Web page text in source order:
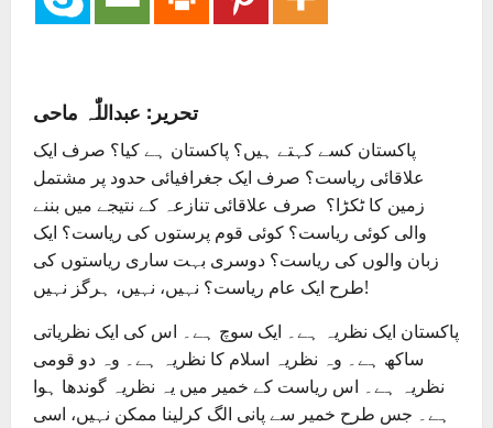
تحریر: عبداللّٰہ ماحی
پاکستان کسے کہتے ہیں؟ پاکستان ہے کیا؟ صرف ایک
علاقائی ریاست؟ صرف ایک جغرافیائی حدود پر مشتمل
زمین کا ٹکڑا؟ صرف علاقائی تنازعہ کے نتیجے میں بننے
والی کوئی ریاست؟ کوئی قوم پرستوں کی ریاست؟ ایک
زبان والوں کی ریاست؟ دوسری بہت ساری ریاستوں کی
طرح ایک عام ریاست؟ نہیں، نہیں، ہرگز نہیں!
پاکستان ایک نظریہ ہے۔ ایک سوچ ہے۔ اس کی ایک نظریاتی
ساکھ ہے۔ وہ نظریہ اسلام کا نظریہ ہے۔ وہ دو قومی
نظریہ ہے۔ اس ریاست کے خمیر میں یہ نظریہ گوندھا ہوا
ہے۔ جس طرح خمیر سے پانی الگ کرلینا ممکن نہیں، اسی